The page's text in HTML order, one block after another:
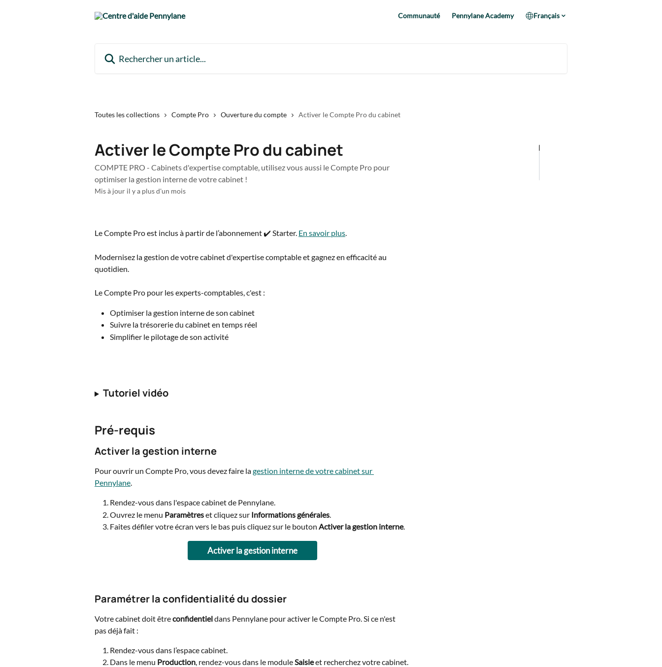
Communauté Pennylane Academy Français
Toutes les collections Compte Pro Ouverture du compte Activer le Compte Pro du cabinet
Activer le Compte Pro du cabinet
COMPTE PRO - Cabinets d'expertise comptable, utilisez vous aussi le Compte Pro pour
optimiser la gestion interne de votre cabinet !
Mis à jour il y a plus d'un mois
Le Compte Pro est inclus à partir de l’abonnement ✔️ Starter. En savoir plus.
Modernisez la gestion de votre cabinet d'expertise comptable et gagnez en efficacité au
quotidien.
Le Compte Pro pour les experts-comptables, c'est :
Optimiser la gestion interne de son cabinet
Suivre la trésorerie du cabinet en temps réel
Simplifier le pilotage de son activité
Tutoriel vidéo
Pré-requis
Activer la gestion interne
Pour ouvrir un Compte Pro, vous devez faire la gestion interne de votre cabinet sur
Pennylane.
Rendez-vous dans l'espace cabinet de Pennylane.
Ouvrez le menu Paramètres et cliquez sur Informations générales
Faites défiler votre écran vers le bas puis cliquez sur le bouton Activer la gestion interne.
Activer la gestion interne
Paramétrer la confidentialité du dossier
Votre cabinet doit être confidentiel dans Pennylane pour activer le Compte Pro. Si ce n'est
pas déjà fait :
Rendez-vous dans l’espace cabinet.
Dans le menu Production, rendez-vous dans le module Saisie et recherchez votre cabinet.